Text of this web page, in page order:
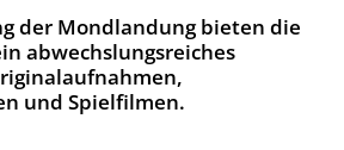
der Mondlandung bieten die
abwechslungsreiches
und Spielfilmen.